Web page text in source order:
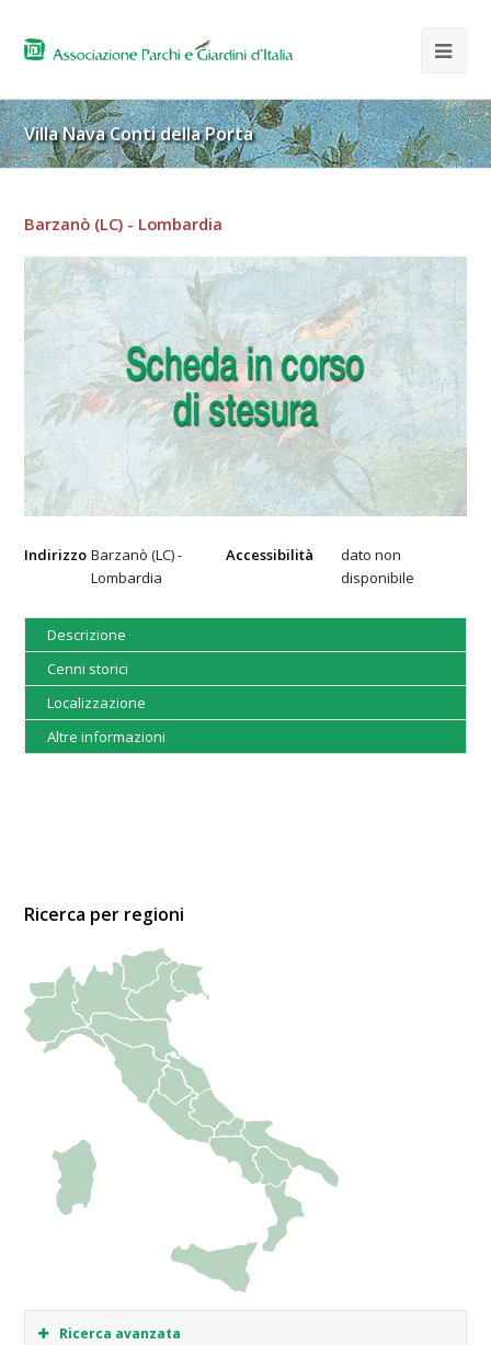
Villa Nava Conti della Porta
Barzanò (LC) - Lombardia
Indirizzo Barzanò (LC) -
Lombardia
Accessibilità
dato non
disponibile
Descrizione
Cenni storici
Localizzazione
Altre informazioni
Ricerca per regioni
Ricerca avanzata